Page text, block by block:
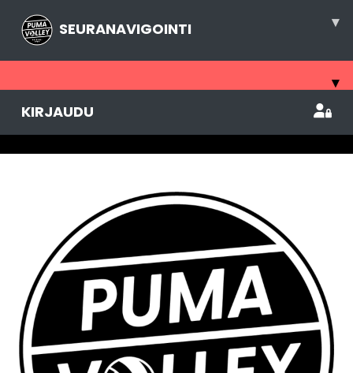
SEURANAVIGOINTI ▾
▾
KIRJAUDU